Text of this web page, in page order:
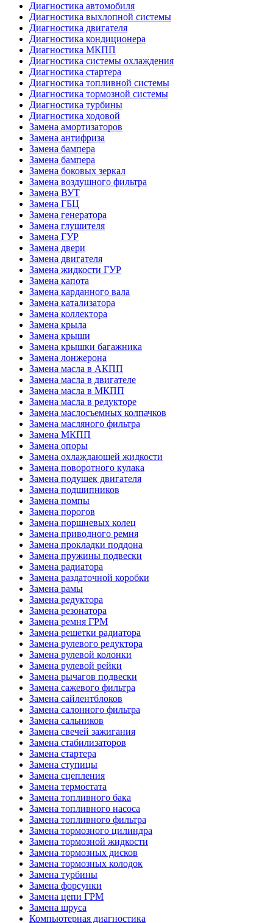
Диагностика автомобиля
Диагностика выхлопной системы
Диагностика двигателя
Диагностика кондиционера
Диагностика МКПП
Диагностика системы охлаждения
Диагностика стартера
Диагностика топливной системы
Диагностика тормозной системы
Диагностика турбины
Диагностика ходовой
Замена амортизаторов
Замена антифриза
Замена бампера
Замена бампера
Замена боковых зеркал
Замена воздушного фильтра
Замена ВУТ
Замена ГБЦ
Замена генератора
Замена глушителя
Замена ГУР
Замена двери
Замена двигателя
Замена жидкости ГУР
Замена капота
Замена карданного вала
Замена катализатора
Замена коллектора
Замена крыла
Замена крыши
Замена крышки багажника
Замена лонжерона
Замена масла в АКПП
Замена масла в двигателе
Замена масла в МКПП
Замена масла в редукторе
Замена маслосъемных колпачков
Замена масляного фильтра
Замена МКПП
Замена опоры
Замена охлаждающей жидкости
Замена поворотного кулака
Замена подушек двигателя
Замена подшипников
Замена помпы
Замена порогов
Замена поршневых колец
Замена приводного ремня
Замена прокладки поддона
Замена пружины подвески
Замена радиатора
Замена раздаточной коробки
Замена рамы
Замена редуктора
Замена резонатора
Замена ремня ГРМ
Замена решетки радиатора
Замена рулевого редуктора
Замена рулевой колонки
Замена рулевой рейки
Замена рычагов подвески
Замена сажевого фильтра
Замена сайлентблоков
Замена салонного фильтра
Замена сальников
Замена свечей зажигания
Замена стабилизаторов
Замена стартера
Замена ступицы
Замена сцепления
Замена термостата
Замена топливного бака
Замена топливного насоса
Замена топливного фильтра
Замена тормозного цилиндра
Замена тормозной жидкости
Замена тормозных дисков
Замена тормозных колодок
Замена турбины
Замена форсунки
Замена цепи ГРМ
Замена шруса
Компьютерная диагностика